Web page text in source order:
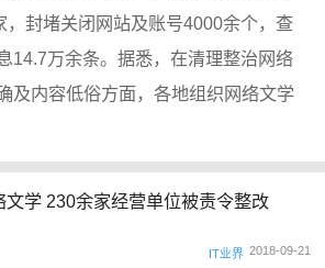
，封堵关闭网站及账号4000余个，查
14.7万余条。据悉，在清理整治网络
及内容低俗方面，各地组织网络文学
学 230余家经营单位被责令整改
IT业界 2018-09-21